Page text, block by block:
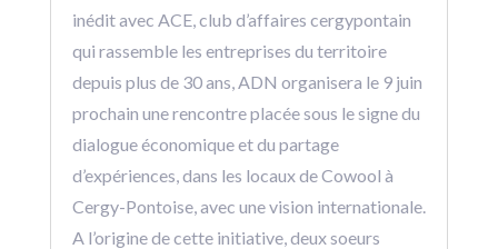
inédit avec ACE, club d’affaires cergypontain
qui rassemble les entreprises du territoire
depuis plus de 30 ans, ADN organisera le 9 juin
prochain une rencontre placée sous le signe du
dialogue économique et du partage
d’expériences, dans les locaux de Cowool à
Cergy-Pontoise, avec une vision internationale.
A l’origine de cette initiative, deux soeurs